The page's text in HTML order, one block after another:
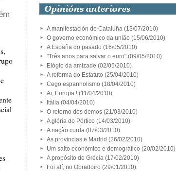
A manifestación de Cataluña (13/07/2010)
O governo económico da união (15/06/2010)
A España do pasado (16/05/2010)
"Três anos para salvar o euro" (09/05/2010)
Elógio da amizade (02/05/2010)
A reforma do Estatuto (25/04/2010)
Cego espanholismo (18/04/2010)
Ai, Europa ! (11/04/2010)
Itália (04/04/2010)
O retorno dos demos (21/03/2010)
A glória do Pórtico (14/03/2010)
A nação curda (07/03/2010)
As provincias e Madrid (26/02/2010)
Um salto económico e demográfico (20/02/2010)
A propósito de Grécia (17/02/2010)
Foi alí, no Obradoiro (29/01/2010)